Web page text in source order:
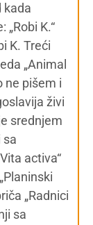
kada
„Robi K.“
K. Treći
„Animal
ne pišem i
živi
srednjem
sa
activa“
„Radnici
sa